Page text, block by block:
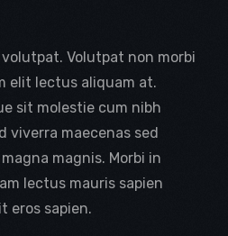
Volutpat non morbi
elit lectus aliquam at.
sit molestie cum nibh
viverra maecenas sed
magnis. Morbi in
lectus mauris sapien
eros sapien.